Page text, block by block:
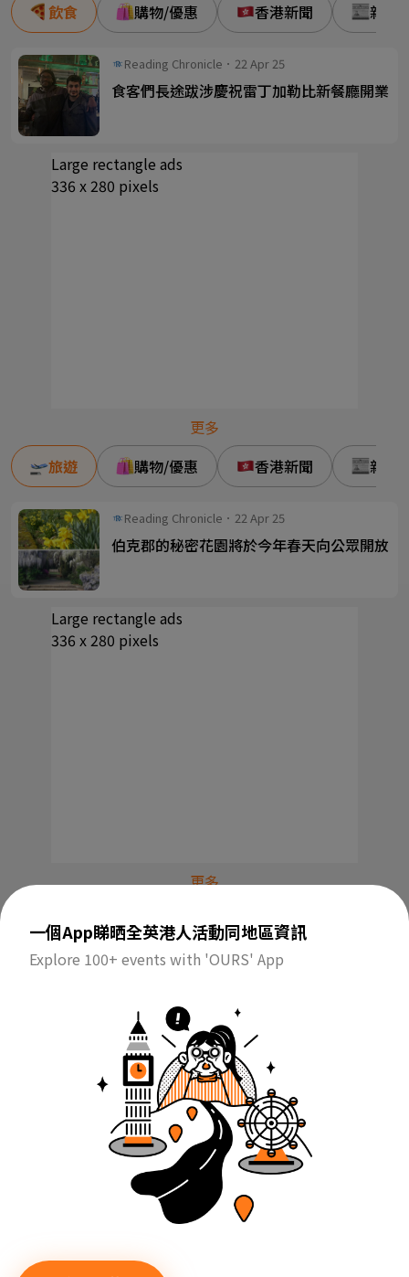
飲食
購物/優惠 香港新聞 新事/
Reading Chronicle．22 Apr 25
食客們長途跋涉慶祝雷丁加勒比新餐廳開業
Large rectangle ads
336 x 280 pixels
更多
旅遊
購物/優惠 香港新聞 新事/
Reading Chronicle．22 Apr 25
伯克郡的秘密花園將於今年春天向公眾開放
Large rectangle ads
336 x 280 pixels
更多
其他
購物/優惠 香港新聞 新
Your Local Guardian | Kingston．22 Apr 25
入全新的現實
Large rectangle ads
336 x 280 pixels
一個App睇晒全英港人活動同地區資訊
Explore 100+ events with 'OURS' App